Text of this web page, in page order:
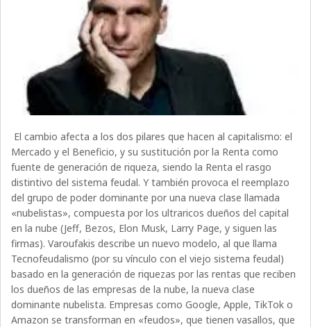
El cambio afecta a los dos pilares que hacen al capitalismo: el
Mercado y el Beneficio, y su sustitución por la Renta como
fuente de generación de riqueza, siendo la Renta el rasgo
distintivo del sistema feudal. Y también provoca el reemplazo
del grupo de poder dominante por una nueva clase llamada
«nubelistas», compuesta por los ultraricos dueños del capital
en la nube (Jeff, Bezos, Elon Musk, Larry Page, y siguen las
firmas). Varoufakis describe un nuevo modelo, al que llama
Tecnofeudalismo (por su vínculo con el viejo sistema feudal)
basado en la generación de riquezas por las rentas que reciben
los dueños de las empresas de la nube, la nueva clase
dominante nubelista. Empresas como Google, Apple, TikTok o
Amazon se transforman en «feudos», que tienen vasallos, que